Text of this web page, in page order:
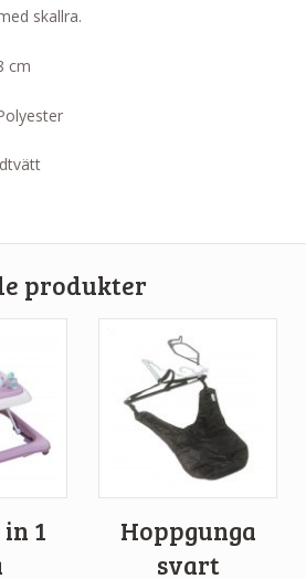
skallra.
cm
produkter
1
Hoppgunga
svart